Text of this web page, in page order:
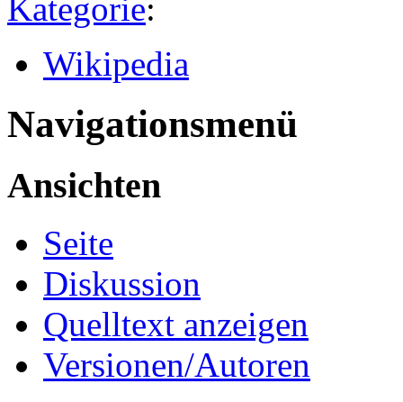
Kategorie:
Wikipedia
Navigationsmenü
Ansichten
Seite
Diskussion
Quelltext anzeigen
Versionen/Autoren